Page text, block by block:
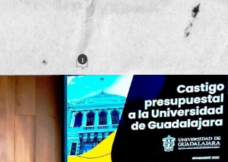
UNA DE LAS
2022 1